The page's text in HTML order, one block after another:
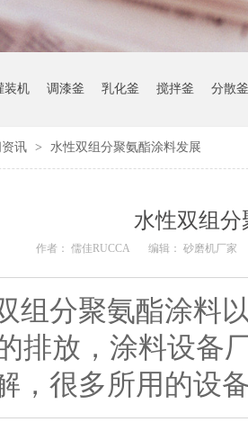
装机 调漆釜 乳化釜 搅拌釜 分散釜
讯 > 水性双组分聚氨酯涂料发展
水性双组
作者： 儒佳RUCCA 编辑： 砂磨机厂家
组分聚氨酯涂料
排放，涂料设备
，很多所用的设